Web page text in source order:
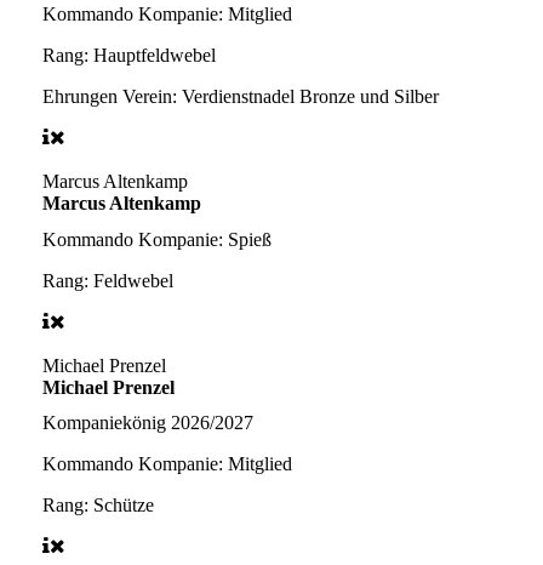
Kommando Kompanie: Mitglied
Rang: Hauptfeldwebel
Ehrungen Verein: Verdienstnadel Bronze und Silber
Marcus Altenkamp
Marcus Altenkamp
Kommando Kompanie: Spieß
Rang: Feldwebel
Michael Prenzel
Michael Prenzel
Kompaniekönig 2026/2027
Kommando Kompanie: Mitglied
Rang: Schütze